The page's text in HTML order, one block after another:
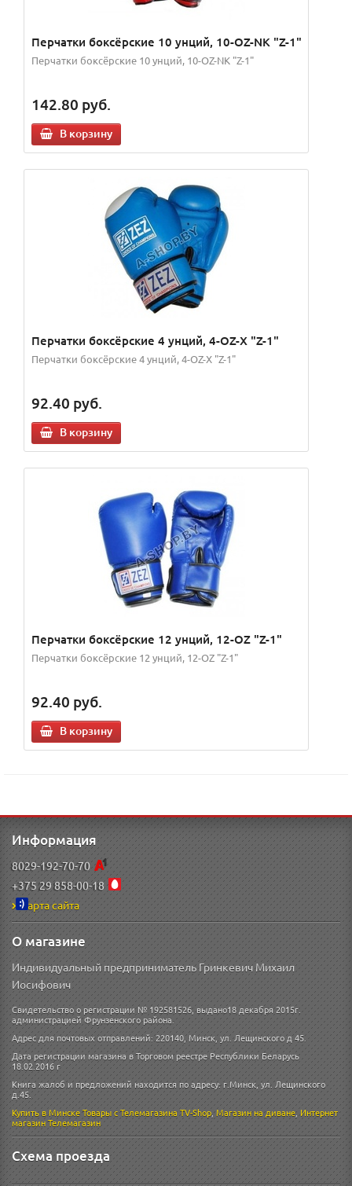
Перчатки боксёрские 10 унций, 10-OZ-NK "Z-1"
Перчатки боксёрские 10 унций, 10-OZ-NK "Z-1"
142.80 руб.
В корзину
Перчатки боксёрские 4 унций, 4-OZ-X "Z-1"
Перчатки боксёрские 4 унций, 4-OZ-X "Z-1"
92.40 руб.
В корзину
Перчатки боксёрские 12 унций, 12-OZ "Z-1"
Перчатки боксёрские 12 унций, 12-OZ "Z-1"
92.40 руб.
В корзину
Информация
8029-192-70-70
+375 29 858-00-18
Карта сайта
О магазине
Индивидуальный предприниматель Гринкевич Михаил
Иосифович
Свидетельство о регистрации № 192581526, выдано18 декабря 2015г.
администрацией Фрунзенского района.
Адрес для почтовых отправлений: 220140, Минск, ул. Лещинского д 45.
Дата регистрации магазина в Торговом реестре Республики Беларусь
18.02.2016 г
Книга жалоб и предложений находится по адресу: г.Минск, ул. Лещинского
д.45.
Купить в МинскеТовары с Телемагазина TV-Shop,Магазин на диване,Интернет
магазинТелемагазин
Схема проезда